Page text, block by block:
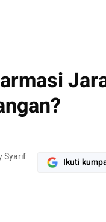
Syarif
Ikuti